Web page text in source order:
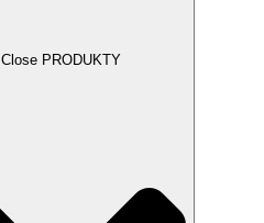
Close PRODUKTY